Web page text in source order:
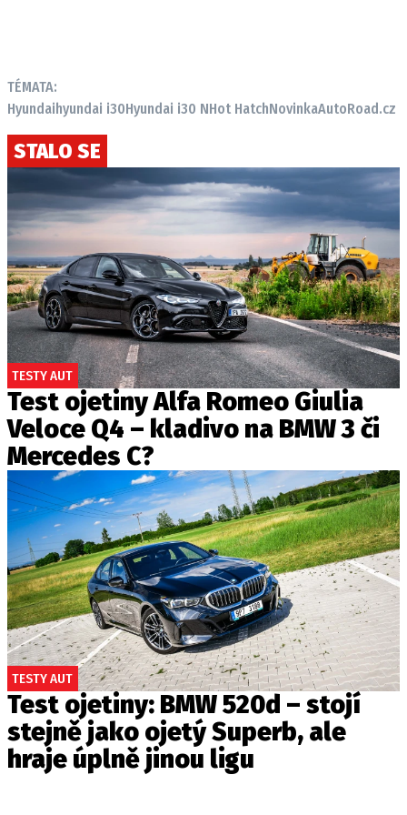
TÉMATA:
Hyundaihyundai i30Hyundai i30 NHot HatchNovinkaAutoRoad.cz
STALO SE
TESTY AUT
Test ojetiny Alfa Romeo Giulia
Veloce Q4 – kladivo na BMW 3 či
Mercedes C?
TESTY AUT
Test ojetiny: BMW 520d – stojí
stejně jako ojetý Superb, ale
hraje úplně jinou ligu